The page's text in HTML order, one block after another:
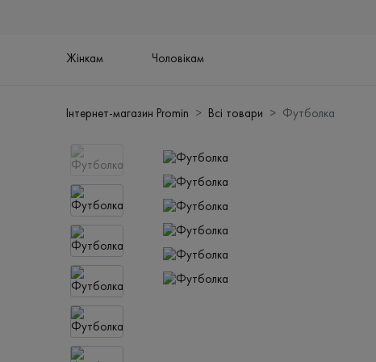
Жінкам Чоловікам
Інтернет-магазин Promin Всі товари Футболка